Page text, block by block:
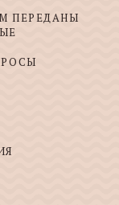
ПЕРЕДАНЫ